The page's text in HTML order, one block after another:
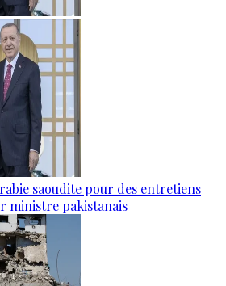
saoudite pour des entretiens
ministre pakistanais